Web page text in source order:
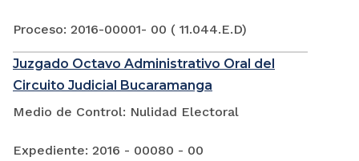
Proceso: 2016-00001- 00 ( 11.044.E.D)
Juzgado Octavo Administrativo Oral del
Circuito Judicial Bucaramanga
Medio de Control: Nulidad Electoral
Expediente: 2016 - 00080 - 00